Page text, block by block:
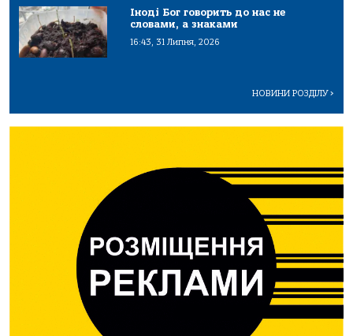
Іноді Бог говорить до нас не
словами, а знаками
16:43, 31 Липня, 2026
НОВИНИ РОЗДІЛУ>